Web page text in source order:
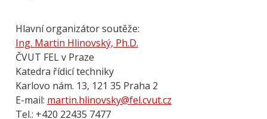
Hlavní organizátor soutěže:
Ing. Martin Hlinovský, Ph.D.
ČVUT FEL v Praze
Katedra řídicí techniky
Karlovo nám. 13, 121 35 Praha 2
E-mail: martin.hlinovsky@fel.cvut.cz
Tel.: +420 22435 7477